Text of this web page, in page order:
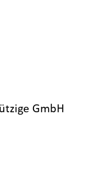
GmbH